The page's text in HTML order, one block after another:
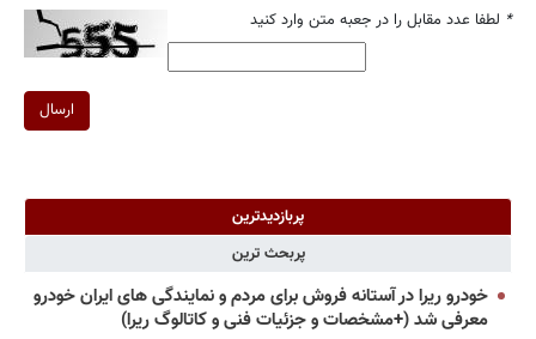
* لطفا عدد مقابل را در جعبه متن وارد کنید
ارسال
پربازدیدترین
پربحث ترین
خودرو ریرا در آستانه فروش برای مردم و نمایندگی های ایران خودرو
معرفی شد (+مشخصات و جزئیات فنی و کاتالوگ ریرا)